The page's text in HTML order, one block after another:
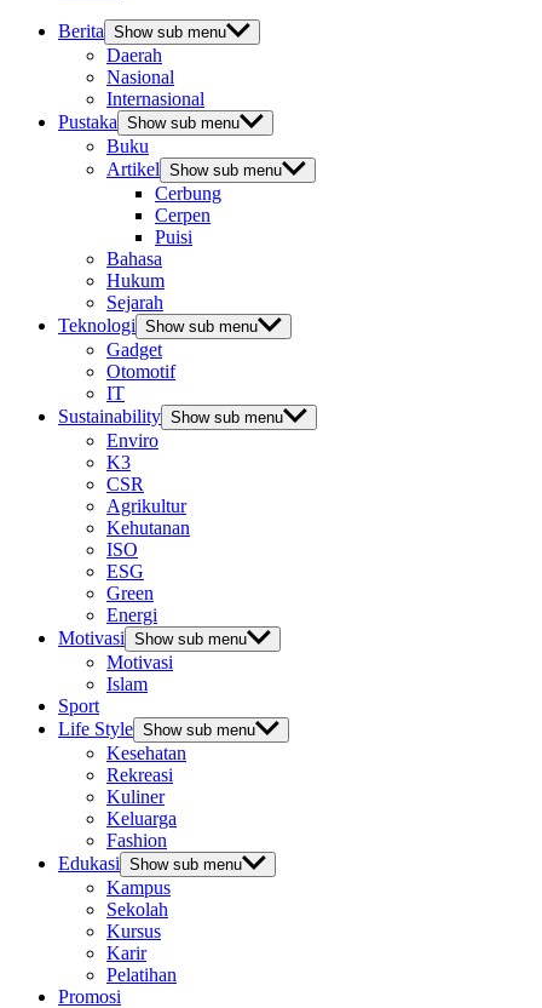
Berita Show sub menu
Daerah
Nasional
Internasional
Pustaka Show sub menu
Buku
Artikel Show sub menu
Cerbung
Cerpen
Puisi
Bahasa
Hukum
Sejarah
Teknologi Show sub menu
Gadget
Otomotif
IT
Sustainability Show sub menu
Enviro
K3
CSR
Agrikultur
Kehutanan
ISO
ESG
Green
Energi
Motivasi Show sub menu
Motivasi
Islam
Sport
Life Style Show sub menu
Kesehatan
Rekreasi
Kuliner
Keluarga
Fashion
Edukasi Show sub menu
Kampus
Sekolah
Kursus
Karir
Pelatihan
Promosi